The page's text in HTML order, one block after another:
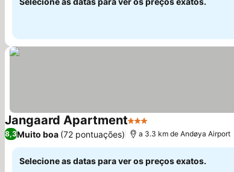
Jangaard Apartment3 Estrelas
8,3Muito boa (72 pontuações) a 3.3 km de Andøya Airport
Selecione as datas para ver os preços exatos.